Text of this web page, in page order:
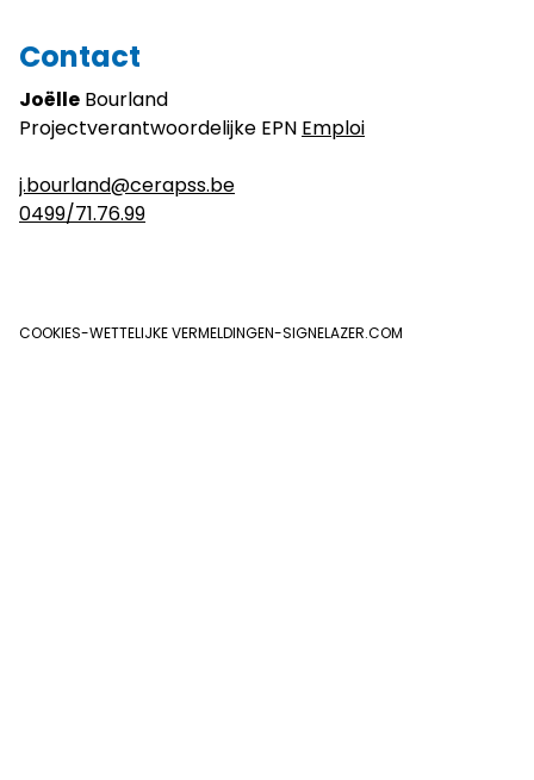
Contact
Joëlle Bourland
Projectverantwoordelijke EPN Emploi
j.bourland@cerapss.be
0499/71.76.99
COOKIES-WETTELIJKE VERMELDINGEN-SIGNELAZER.COM